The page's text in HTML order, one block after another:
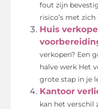
fout zijn
risico’s met zich
Huis
verkopen? Een
halve werk Het
grote stap in je
Kantoor
kan het verschil